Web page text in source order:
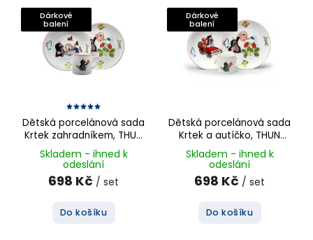
Abecedně
Dárkové
balení
Dětská porcelánová sada
Krtek zahradníkem, THUN
1794, 3 ks
Skladem - ihned k
odeslání
698 Kč / set
Do košíku
Dárkové
balení
Dětská porcelánová sada
Krtek a autíčko, THUN
1794, 3 ks
Skladem - ihned k
odeslání
698 Kč / set
Do košíku